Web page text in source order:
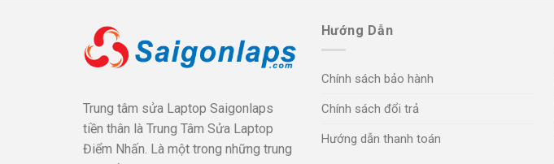
Trung tâm sửa Laptop Saigonlaps
tiền thân là Trung Tâm Sửa Laptop
Điểm Nhấn. Là một trong những trung
Hướng Dẫn
Chính sách bảo hành
Chính sách đổi trả
Hướng dẫn thanh toán